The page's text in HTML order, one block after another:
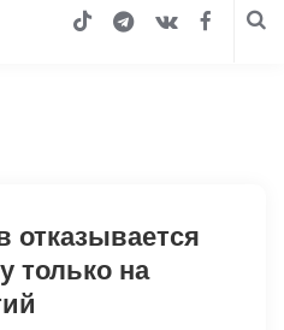
отказывается
только на